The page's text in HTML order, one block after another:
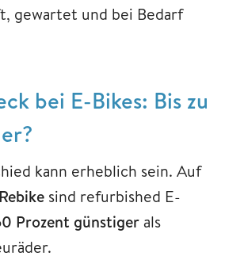
gewartet und bei Bedarf
bei E-Bikes: Bis zu
kann erheblich sein. Auf
Rebike sind refurbished E-
Prozent günstiger als